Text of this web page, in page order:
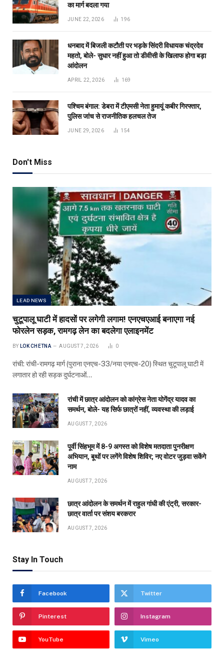
का मार्ग बदला गया
JUNE 22, 2026 196
धनबाद में बिजली कटौती पर भड़के सिंदरी विधायक चंद्रदेव
महतो, बोले- सुधार नहीं हुआ तो डीवीसी के खिलाफ होगा बड़ा
आंदोलन
APRIL 22, 2026 169
पश्चिम बंगाल: डेबरा में टीएमसी नेता हुमायूं कबीर गिरफ्तार,
पुलिस जांच से राजनीतिक हलचल तेज
JUNE 29, 2026 154
Don't Miss
LEAD NEWS
चुटूपालू घाटी में हादसों पर लगेगी लगाम! एनएचएआई बनाएगा नई
फोरलेन सड़क, रामगढ़ लेन का बदलेगा एलाइनमेंट
BY LOK CHETNA AUGUST 7, 2026 0
रांची: रांची-रामगढ़ मार्ग (पुराना एनएच-33/नया एनएच-20) स्थित चुटूपालू घाटी में
लगातार हो रही सड़क दुर्घटनाओं…
रांची में छात्र आंदोलन को कांग्रेस नेता योगेंद्र यादव का
समर्थन, बोले- यह सिर्फ छात्रों नहीं, व्यवस्था की लड़ाई
AUGUST 7, 2026
पूर्वी सिंहभूम में 8-9 अगस्त को विशेष मतदाता पुनरीक्षण
अभियान, बूथों पर लगेंगे विशेष शिविर; नए वोटर जुड़वा सकेंगे
नाम
AUGUST 7, 2026
छात्र आंदोलन के समर्थन में राहुल गांधी की एंट्री, सरकार-
छात्र वार्ता पर संशय बरकरार
AUGUST 7, 2026
Stay In Touch
Facebook Twitter
Pinterest Instagram
YouTube Vimeo